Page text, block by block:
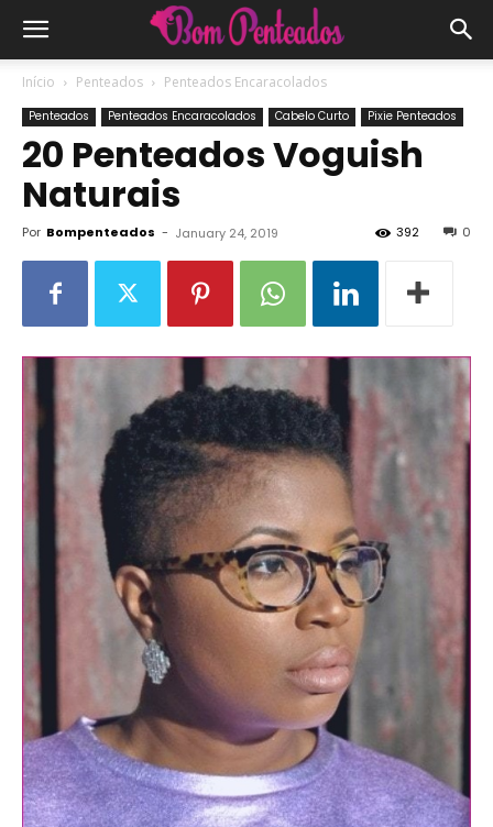
Início Penteados Penteados Encaracolados
Penteados Penteados Encaracolados Cabelo Curto Pixie Penteados
20 Penteados Voguish
Naturais
Por Bompenteados - January 24, 2019 0
392